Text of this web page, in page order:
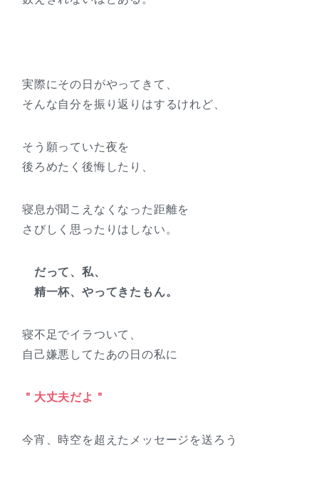
実際にその日がやってきて、
そんな自分を振り返りはするけれど、
そう願っていた夜を
後ろめたく後悔したり、
寝息が聞こえなくなった距離を
さびしく思ったりはしない。
だって、私、
精一杯、やってきたもん。
寝不足でイラついて、
自己嫌悪してたあの日の私に
＂大丈夫だよ＂
今宵、時空を超えたメッセージを送ろう